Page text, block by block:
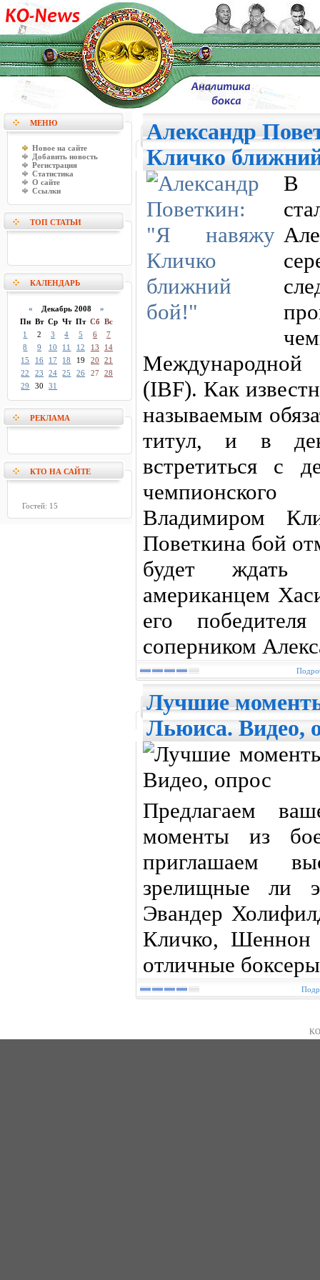
МЕНЮ
Новое на сайте
Добавить новость
Регистрация
Статистика
О сайте
Ссылки
ТОП СТАТЬИ
КАЛЕНДАРЬ
« Декабрь 2008 »
Пн Вт Ср Чт Пт Сб Вс
1
2 3 4 5 6
7
8
9 10 11 12 13
14
15
16 17 18 19 20
21
22
23 24 25 26 27
28
29
30 31
РЕКЛАМА
КТО НА САЙТЕ
Гостей: 15
Александр
Кличко
В
(IBF). Как
называемым
титул, и в
встретиться с
Владимиром
Поветкина бой
будет ждать
американцем
его
соперником
Лучшие
Льюиса. Видео,
Предлагаем
моменты из
приглашаем
зрелищные ли
Эвандер
Кличко, Шеннон
отличные